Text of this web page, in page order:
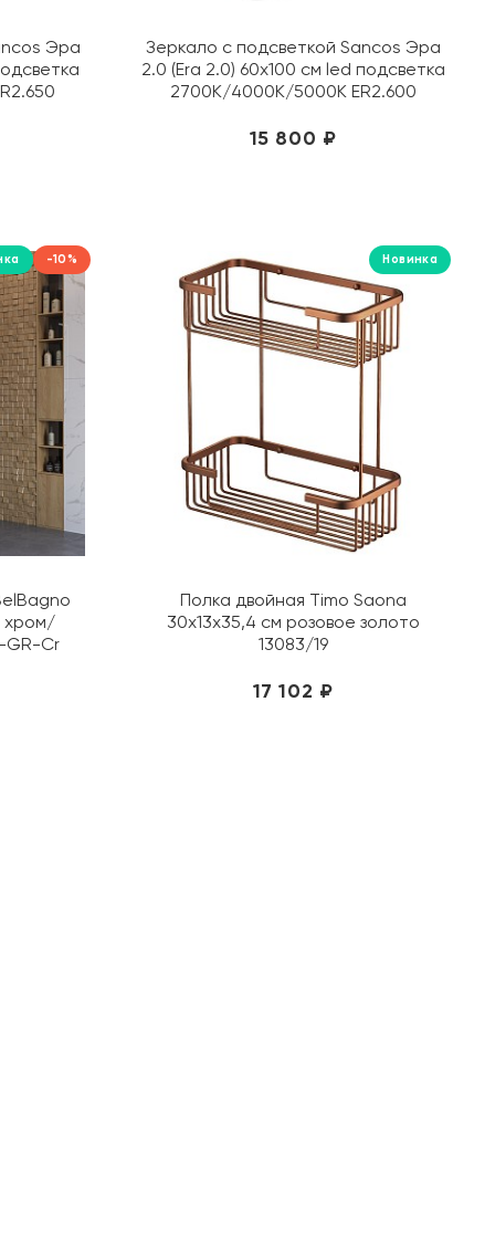
Geberit
Geotiles
Glassiko
Grohe
Grossman
Iberica Blanca
ITT Ceramic
Jacob Delafon
Jorno
KEUCO
Kolpa-san
Эра
Зеркало с подсветкой Sancos Эра
2.0 (Era 2.0) 60х100 см led подсветка
2700K/4000K/5000K ER2.600
15 800 ₽
-10%
хром/
GR-Cr
Новинка
Полка двойная Timo Saona
30х13х35,4 см розовое золото
13083/19
17 102 ₽